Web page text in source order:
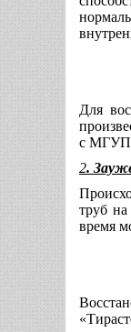
Для
с МГУП
2.
труб
время